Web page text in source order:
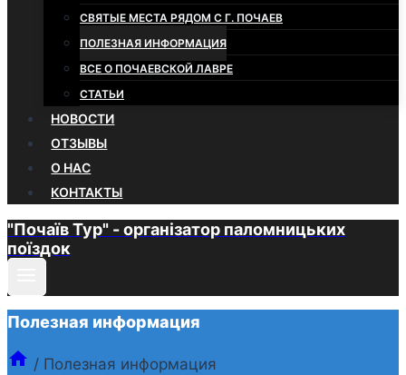
СВЯТЫЕ МЕСТА РЯДОМ С Г. ПОЧАЕВ
ПОЛЕЗНАЯ ИНФОРМАЦИЯ
ВСЕ О ПОЧАЕВСКОЙ ЛАВРЕ
СТАТЬИ
НОВОСТИ
ОТЗЫВЫ
О НАС
КОНТАКТЫ
"Почаїв Тур" - організатор паломницьких
поїздок
Полезная информация
/ Полезная информация